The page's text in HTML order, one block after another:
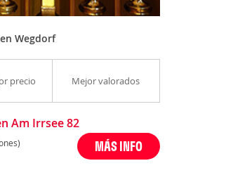
Wegdorf
precio Mejor valorados
Am Irrsee 82
MÁS INFO